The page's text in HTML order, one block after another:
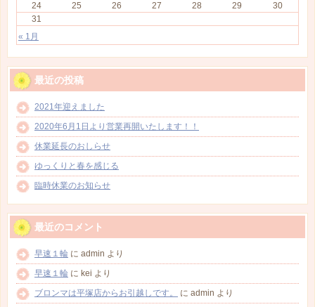
« 1月
24
25 26 27 28 29
30
31
最近の投稿
2021年迎えました
2020年6月1日より営業再開いたします！！
休業延長のおしらせ
ゆっくりと春を感じる
臨時休業のお知らせ
最近のコメント
早速１輪 に admin より
早速１輪 に kei より
ブロンマは平塚店からお引越しです。
に admin より